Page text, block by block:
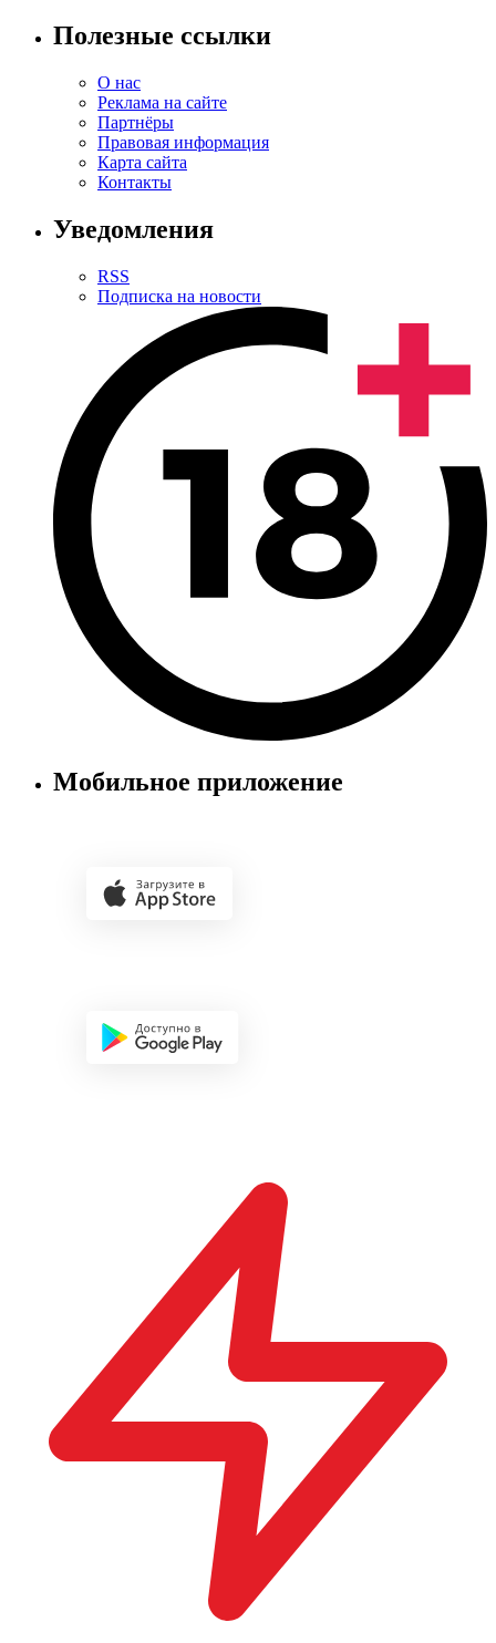
Полезные ссылки
О нас
Реклама на сайте
Партнёры
Правовая информация
Карта сайта
Контакты
Уведомления
RSS
Подписка на новости
Мобильное приложение